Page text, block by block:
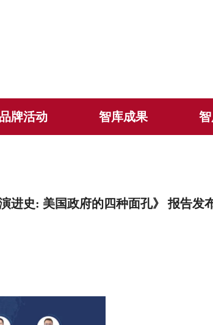
品牌活动 智库成果
进史: 美国政府的四种面孔》 报告发